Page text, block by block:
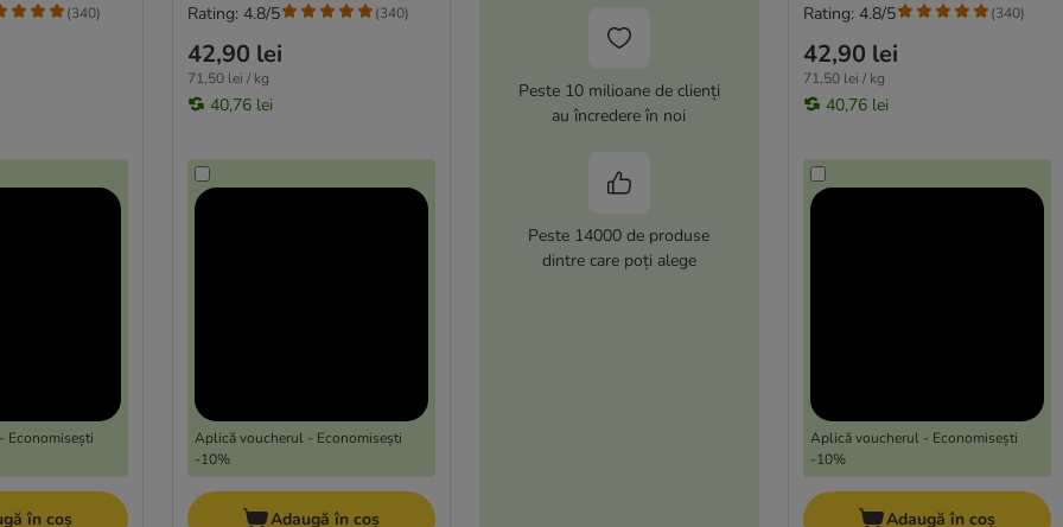
Economisești
(340)
în coș
42,90 lei
71,50 lei / kg
40,76 lei
Aplică voucherul - Economisești
-10%
Rating: 4.8/5 (340)
Adaugă în coș
Peste 10 milioane de clienți
au încredere în noi
Peste 14000 de produse
dintre care poți alege
42,90 lei
71,50 lei / kg
40,76 lei
Aplică voucherul - Economisești
-10%
Rating: 4.8/5 (340)
Adaugă în coș